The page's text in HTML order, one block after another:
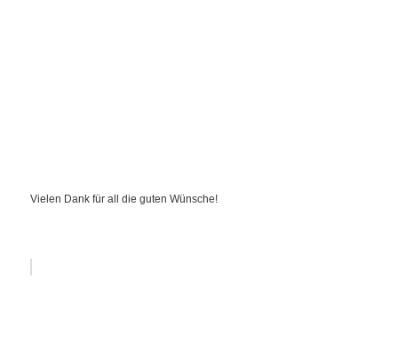
Vielen Dank für all die guten Wünsche!